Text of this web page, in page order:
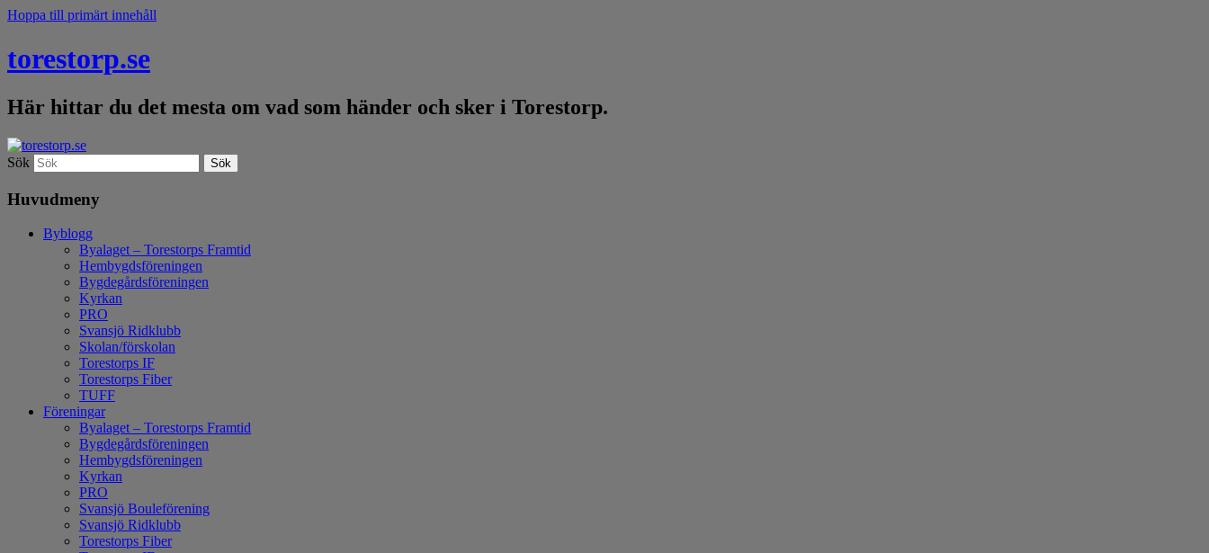
Hoppa till primärt innehåll
torestorp.se
Här hittar du det mesta om vad som händer och sker i Torestorp.
Sök
Huvudmeny
Byblogg
Byalaget – Torestorps Framtid
Hembygdsföreningen
Bygdegårdsföreningen
Kyrkan
PRO
Svansjö Ridklubb
Skolan/förskolan
Torestorps IF
Torestorps Fiber
TUFF
Föreningar
Byalaget – Torestorps Framtid
Bygdegårdsföreningen
Hembygdsföreningen
Kyrkan
PRO
Svansjö Bouleförening
Svansjö Ridklubb
Torestorps Fiber